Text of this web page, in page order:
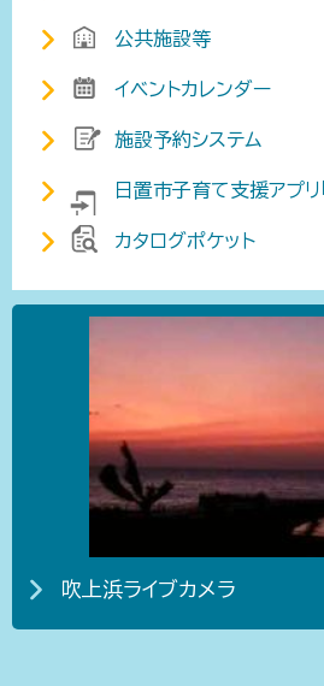
公共施設等
イベントカレンダー
施設予約システム
日置市子育て支援アプリ
カタログポケット
吹上浜ライブカメラ